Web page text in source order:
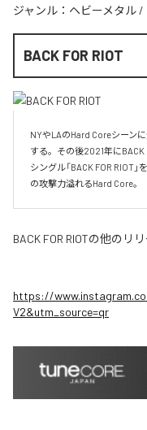
ジャンル： ヘビーメタル /
BACK FOR RIOT
NYやLAのHard Coreシーン
する。その後2021年に
シングル「BACK FOR RIOT
の攻撃力溢れるHard Core。
BACK FOR RIOTの他のリリ
https://
V2&utm_source=qr